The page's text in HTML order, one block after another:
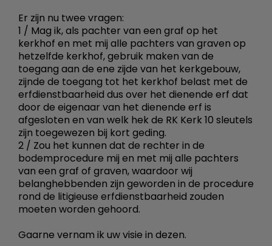
Er zijn nu twee vragen:
1 / Mag ik, als pachter van een graf op het
kerkhof en met mij alle pachters van graven op
hetzelfde kerkhof, gebruik maken van de
toegang aan de ene zijde van het kerkgebouw,
zijnde de toegang tot het kerkhof belast met de
erfdienstbaarheid dus over het dienende erf dat
door de eigenaar van het dienende erf is
afgesloten en van welk hek de RK Kerk 10 sleutels
zijn toegewezen bij kort geding.
2 / Zou het kunnen dat de rechter in de
bodemprocedure mij en met mij alle pachters
van een graf of graven, waardoor wij
belanghebbenden zijn geworden in de procedure
rond de litigieuse erfdienstbaarheid zouden
moeten worden gehoord.
Gaarne vernam ik uw visie in dezen.